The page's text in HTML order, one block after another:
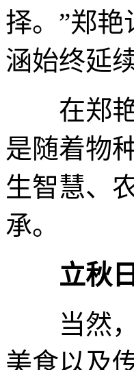
择。”郑艳
涵始终延续
在郑艳
是随着物
生智慧、
承。
立秋
当然，
美食以及